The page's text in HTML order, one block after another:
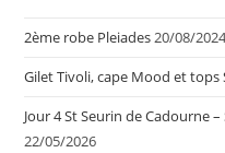
2ème robe Pleiades20/08/
Gilet Tivoli, cape Mood et tops
Jour 4 St Seurin de Cadourne
22/05/2026